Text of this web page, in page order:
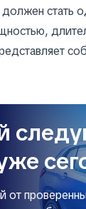
стать
от